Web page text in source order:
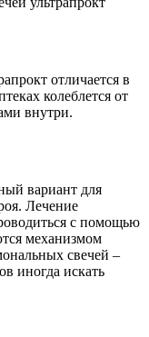
отличается в
колеблется от
внутри.
вариант для
Лечение
с помощью
механизмом
свечей –
иногда искать